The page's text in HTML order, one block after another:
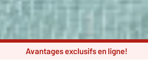
Avantages exclusifs en ligne!